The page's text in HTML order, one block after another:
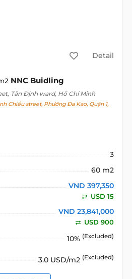
Detail
NNC Buidling
, Tân Định ward, Hồ Chí Minh
Chiểu street, Phường Đa Kao, Quận 1,
3
60 m2
VND 397,350
USD 15
VND 23,841,000
USD 900
10% (Excluded)
3.0 USD/m2 (Excluded)